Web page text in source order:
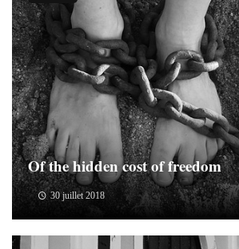
Of the hidden cost of freedom
30 juillet 2018